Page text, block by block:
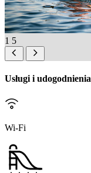
1 5
Usługi i udogodnienia
Wi-Fi